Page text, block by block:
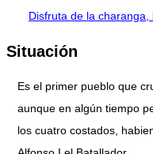
Disfruta de la
Situación
Es el primer pueblo que
aunque en algún tiempo
los cuatro costados,